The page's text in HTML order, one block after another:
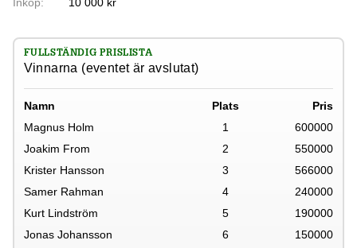
FULLSTÄNDIG PRISLISTA
Vinnarna (eventet är avslutat)
Namn Plats
Pris
Magnus Holm
1
600000
Joakim From
2
550000
Krister Hansson
3
566000
Samer Rahman
4
240000
Kurt Lindström
5
190000
Jonas Johansson
6
150000